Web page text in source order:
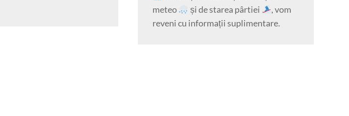
meteo
și de starea pârtiei
, vom
reveni cu informații suplimentare.